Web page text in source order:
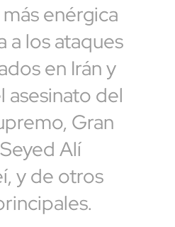
enérgica
a los ataques
en Irán y
asesinato del
Gran
Alí
y de otros